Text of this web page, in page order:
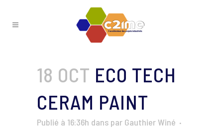
18 OCT ECO TECH
CERAM PAINT
Publié à 16:36h dans par Gauthier Winé